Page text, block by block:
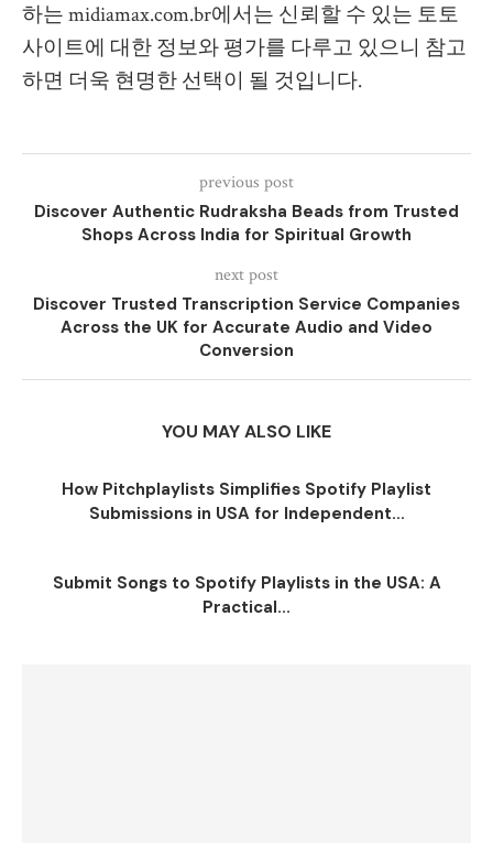
하는 midiamax.com.br에서는 신뢰할 수 있는 토토
사이트에 대한 정보와 평가를 다루고 있으니 참고
하면 더욱 현명한 선택이 될 것입니다.
previous post
Discover Authentic Rudraksha Beads from Trusted
Shops Across India for Spiritual Growth
next post
Discover Trusted Transcription Service Companies
Across the UK for Accurate Audio and Video
Conversion
YOU MAY ALSO LIKE
How Pitchplaylists Simplifies Spotify Playlist
Submissions in USA for Independent...
Submit Songs to Spotify Playlists in the USA: A
Practical...